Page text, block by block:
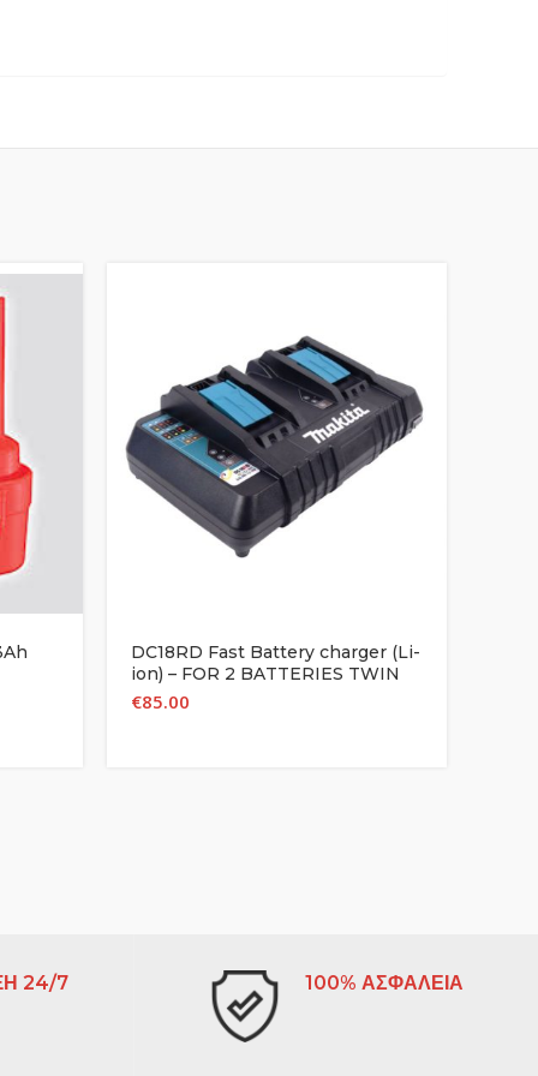
DC18RD Fast Battery charger (Li-
ion) – FOR 2 BATTERIES TWIN
€85.00
24/7 100% ΑΣΦΑΛΕΙΑ